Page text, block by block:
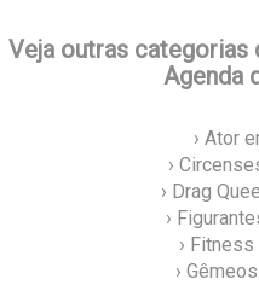
Veja outras categorias
Agenda
› Ator
›
› Drag
›
› Fitness
›